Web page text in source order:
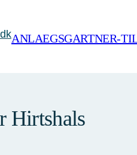
ANLAEGSGARTNER-
Hirtshals